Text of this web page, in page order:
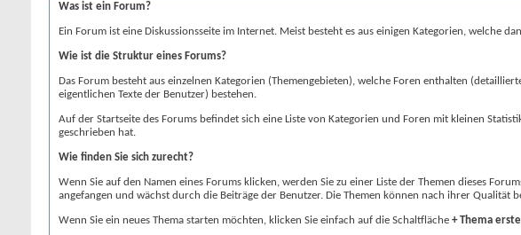
Was ist ein Forum?
Ein Forum ist eine Diskussionsseite im Internet. Meist besteht es aus einigen Kategorien, welche
Wie ist die Struktur eines Forums?
Das Forum besteht aus einzelnen Kategorien (Themengebieten), welche Foren enthalten
eigentlichen Texte der Benutzer) bestehen.
Auf der Startseite des Forums befindet sich eine Liste von Kategorien und Foren mit kleinen
geschrieben hat.
Wie finden Sie sich zurecht?
Wenn Sie auf den Namen eines Forums klicken, werden Sie zu einer Liste der Themen dieses
angefangen und wächst durch die Beiträge der Benutzer. Die Themen können nach ihrer Qualität
Wenn Sie ein neues Thema starten möchten, klicken Sie einfach auf die Schaltfläche + Thema